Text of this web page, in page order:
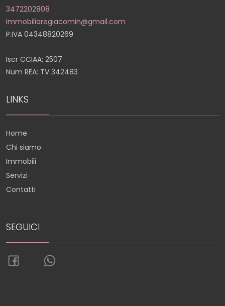
3472202808
immobiliaregiacomin@gmail.com
P.IVA 04348820269
Iscr CCIAA: 2507
Num REA: TV 342483
LINKS
Home
Chi siamo
Immobili
Servizi
Contatti
SEGUICI